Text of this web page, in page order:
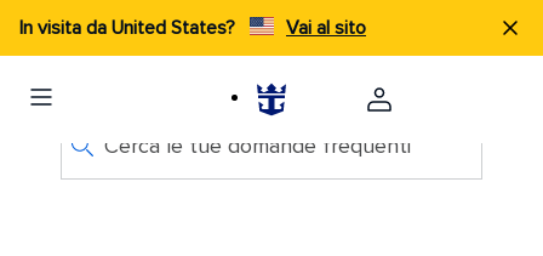
In visita da United States? Vai al sito
Cerca le tue domande frequenti